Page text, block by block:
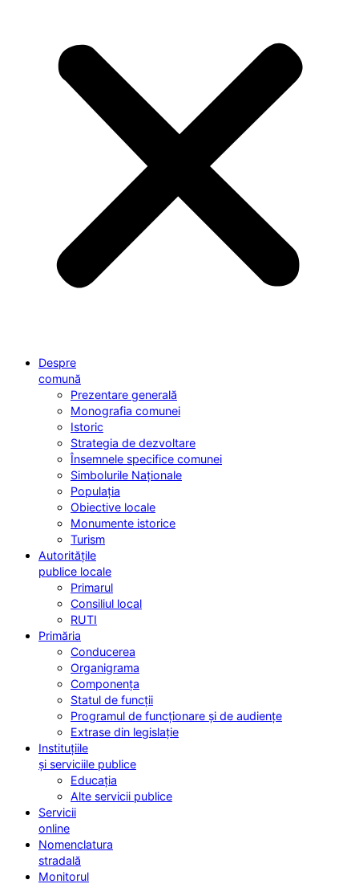
Despre
comună
Prezentare generală
Monografia comunei
Istoric
Strategia de dezvoltare
Însemnele specifice comunei
Simbolurile Naționale
Populația
Obiective locale
Monumente istorice
Turism
Autoritățile
publice locale
Primarul
Consiliul local
RUTI
Primăria
Conducerea
Organigrama
Componența
Statul de funcții
Programul de funcționare și de audiențe
Extrase din legislație
Instituțiile
și serviciile publice
Educația
Alte servicii publice
Servicii
online
Nomenclatura
stradală
Monitorul